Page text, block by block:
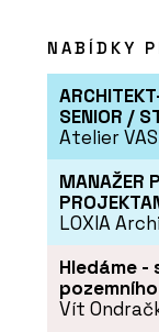
NABÍDKY
SENIOR /
Atelier
MANAŽER
LOXIA
Hledáme
Vít